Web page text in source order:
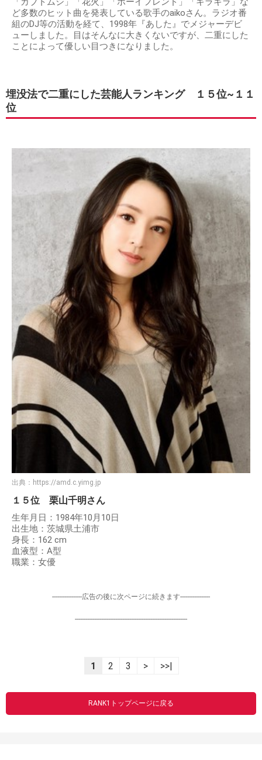
ど多数のヒット曲を発表している歌手のaikoさん。ラジオ番
組のDJ等の活動を経て、1998年『あした』でメジャーデビ
ューしました。目はそんなに大きくないですが、二重にした
ことによって優しい目つきになりました。
埋没法で二重にした芸能人ランキング １５位~１１
位
出典： https://amd.c.yimg.jp
１５位 栗山千明さん
生年月日：1984年10月10日
出生地：茨城県土浦市
身長：162 cm
血液型：A型
職業：女優
-----------------広告の後に次ページに続きます-----------------
----------------------------------------------------------------
1 2 3 > >>|
RANK1トップページに戻る